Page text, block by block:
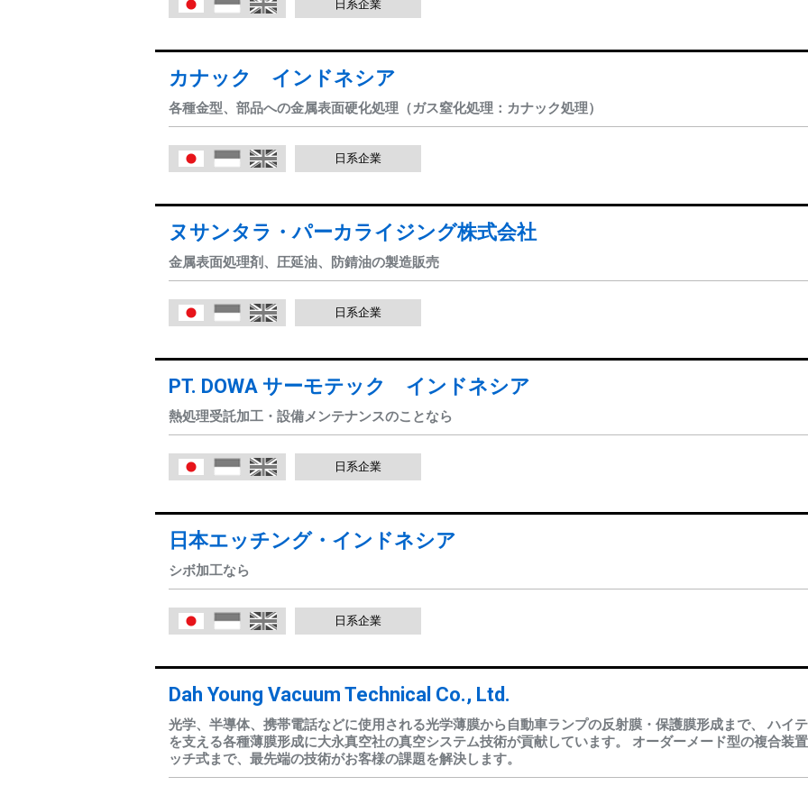
日本語 Indonesia 日系企業
カナック インドネシア
各種金型、部品への金属表面硬化処理（ガス窒化処理：カナック処理）
日本語 Indonesia 日系企業
ヌサンタラ・パーカライジング株式会社
金属表面処理剤、圧延油、防錆油の製造販売
日本語 Indonesia 日系企業
PT. DOWA サーモテック インドネシア
熱処理受託加工・設備メンテナンスのことなら
日本語 Indonesia 日系企業
日本エッチング・インドネシア
シボ加工なら
日本語 Indonesia 日系企業
Dah Young Vacuum Technical Co., Ltd.
光学、半導体、携帯電話などに使用される光学薄膜から自動車ランプの反射膜・保護膜形成まで、 ハイ
を支える各種薄膜形成に大永真空社の真空システム技術が貢献しています。 オーダーメード型の複合装
ッチ式まで、最先端の技術がお客様の課題を解決します。